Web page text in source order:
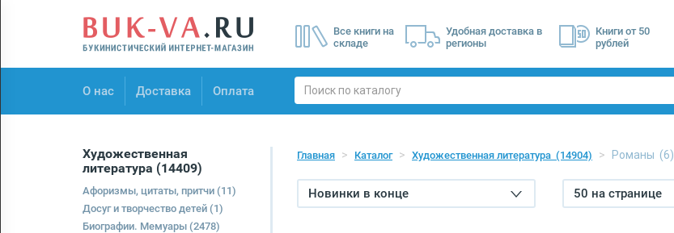
Все книги на
складе
Удобная доставка в
регионы
Книги от 50
рублей
О нас Доставка Оплата
О нас
Художественная
литература (14409)
Афоризмы, цитаты, притчи (11)
Досуг и творчество детей (1)
Биографии. Мемуары (2478)
Главная Каталог Художественная литература (14904) Романы (6)
Новинки в конце 50 на странице